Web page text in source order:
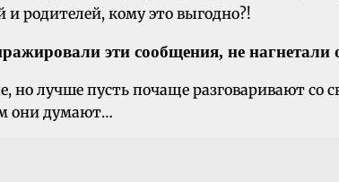
родителей, кому это выгодно?!
эти сообщения, не нагнетали
но лучше пусть почаще разговаривают
они думают…